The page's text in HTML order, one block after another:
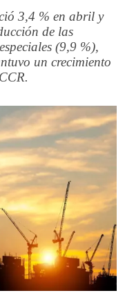
3,4 % en abril y
de las
(9,9 %),
un crecimiento